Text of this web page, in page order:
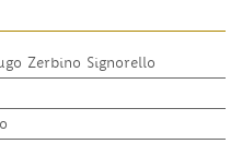
Zerbino Signorello